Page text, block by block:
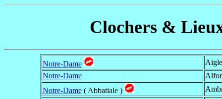
Clochers &
Notre-Dame
Notre-Dame
Notre-Dame( Abbatiale )